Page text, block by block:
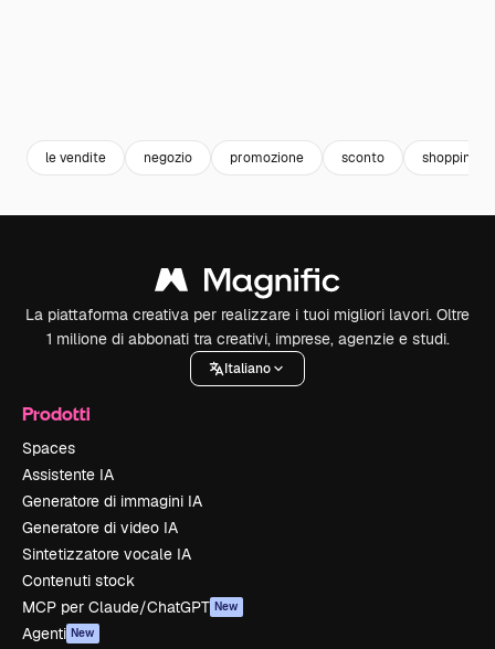
le vendite negozio promozione sconto shopping
La piattaforma creativa per realizzare i tuoi migliori lavori. Oltre
1 milione di abbonati tra creativi, imprese, agenzie e studi.
Italiano
Prodotti
Spaces
Assistente IA
Generatore di immagini IA
Generatore di video IA
Sintetizzatore vocale IA
Contenuti stock
MCP per Claude/ChatGPT New
Agenti New